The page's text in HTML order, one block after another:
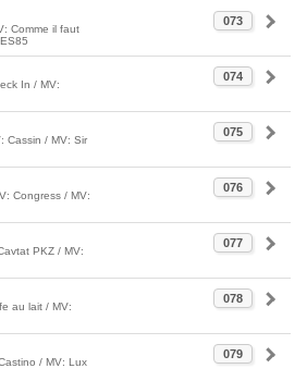
073
Comme il faut
074
In / MV:
075
Cassin / MV: Sir
076
Congress / MV:
077
PKZ / MV:
078
au lait / MV:
079
/ MV: Lux